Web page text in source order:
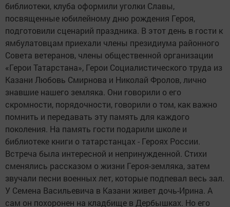
библиотеки, клуба оформили уголки Славы,
посвященные юбилейному дню рождения Героя,
подготовили сценарий праздника. В этот день в гости к
ямбулатовцам приехали члены президиума районного
Совета ветеранов, члены общественной организации
«Герои Татарстана», Герои Социалистического труда из
Казани Любовь Смирнова и Николай Фролов, лично
знавшие нашего земляка. Они говорили о его
скромности, порядочности, говорили о том, как важно
помнить и передавать эту память для каждого
поколения. На память гости подарили школе и
библиотеке книги о татарстанцах - Героях России.
Встреча была интересной и непринужденной. Стихи
сменялись рассказом о жизни Героя-земляка, затем
звучали песни военных лет, которые подпевал весь зал.
У Семена Васильевича в Казани живет дочь-Ирина. А
сам он похоронен на кладбище в Дербышках. Но его